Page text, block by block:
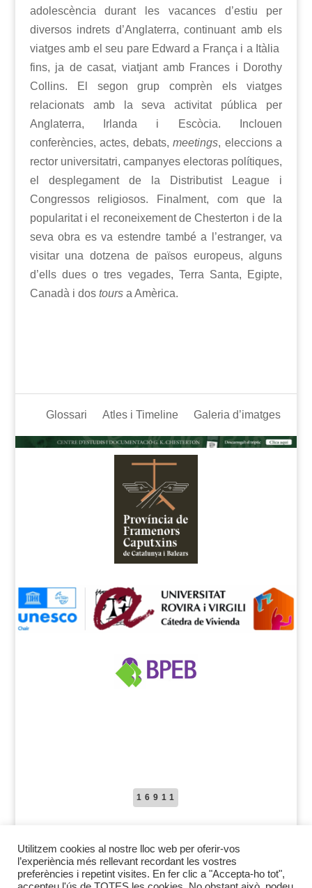
adolescència durant les vacances d’estiu per
diversos indrets d’Anglaterra, continuant amb els
viatges amb el seu pare Edward a França i a Itàlia
fins, ja de casat, viatjant amb Frances i Dorothy
Collins. El segon grup comprèn els viatges
relacionats amb la seva activitat pública per
Anglaterra, Irlanda i Escòcia. Inclouen
conferències, actes, debats,meetings, eleccions a
rector universitatri, campanyes electoras polítiques,
el desplegament de la Distributist League i
Congressos religiosos. Finalment, com que la
popularitat i el reconeixement de Chesterton i de la
seva obra es va estendre també a l’estranger, va
visitar una dotzena de països europeus, alguns
d’ells dues o tres vegades, Terra Santa, Egipte,
Canadà i dos tours a Amèrica.
Glossari Atles i Timeline Galeria d’imatges
16911
Utilitzem cookies al nostre lloc web per oferir-vos
l’experiència més rellevant recordant les vostres
preferències i repetint visites. En fer clic a "Accepta-ho tot",